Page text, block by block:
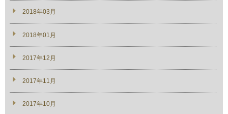
2018年03月
2018年01月
2017年12月
2017年11月
2017年10月